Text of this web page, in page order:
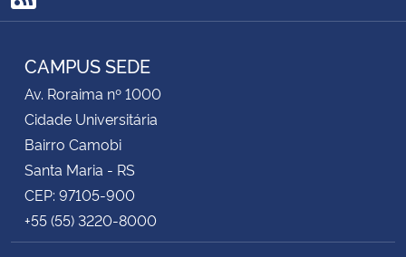
RSS
CAMPUS SEDE
Av. Roraima nº 1000
Cidade Universitária
Bairro Camobi
Santa Maria - RS
CEP: 97105-900
+55 (55) 3220-8000